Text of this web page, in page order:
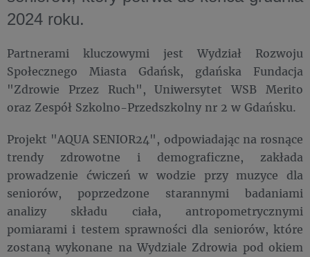
2024 roku.
Partnerami kluczowymi jest Wydział Rozwoju
Społecznego Miasta Gdańsk, gdańska Fundacja
"Zdrowie Przez Ruch", Uniwersytet WSB Merito
oraz Zespół Szkolno-Przedszkolny nr 2 w Gdańsku.
Projekt "AQUA SENIOR24", odpowiadając na rosnące
trendy zdrowotne i demograficzne, zakłada
prowadzenie ćwiczeń w wodzie przy muzyce dla
seniorów, poprzedzone starannymi badaniami
analizy składu ciała, antropometrycznymi
pomiarami i testem sprawności dla seniorów, które
zostaną wykonane na Wydziale Zdrowia pod okiem